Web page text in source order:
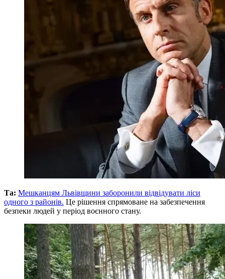
Та: Мешканцям Львівщини заборонили відвідувати ліси
одного з районів. Це рішення спрямоване на забезпечення
безпеки людей у період воєнного стану.